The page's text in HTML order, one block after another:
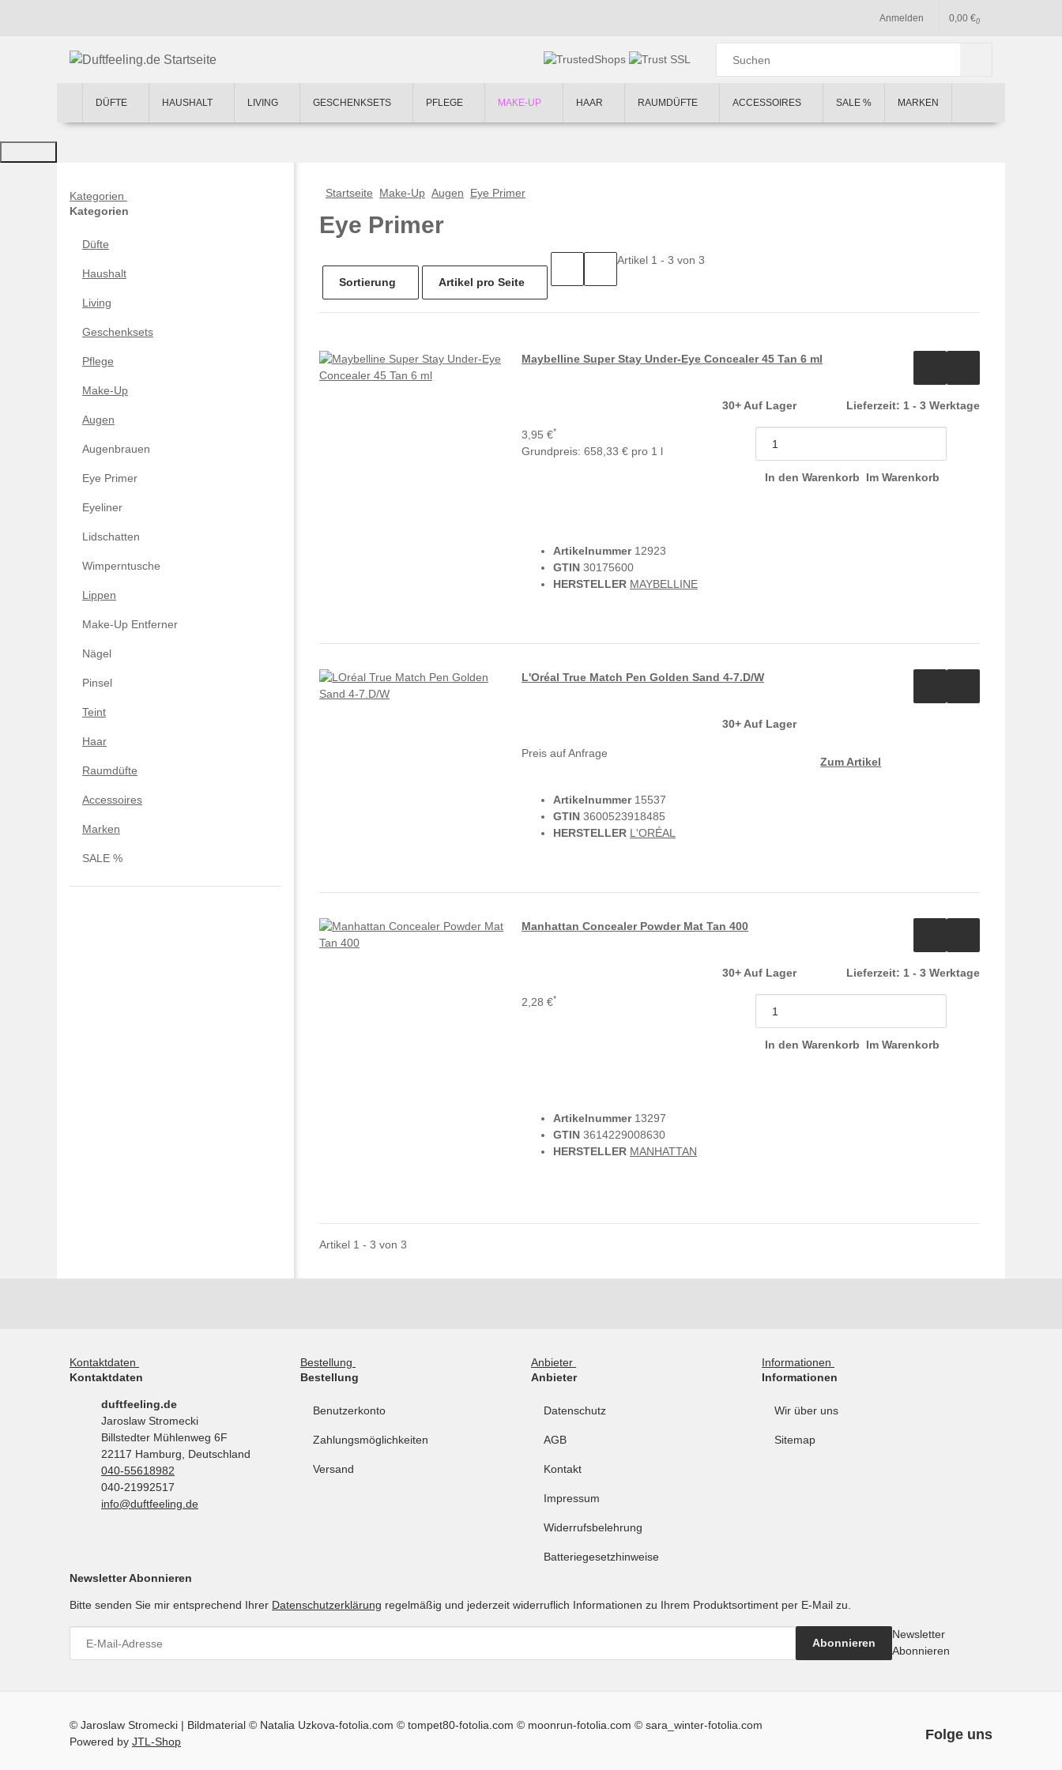
Anmelden 0
0,00 €
DÜFTE HAUSHALT LIVING GESCHENKSETS PFLEGE MAKE-UP HAAR RAUMDÜFTE ACCESSOIRES SALE % MARKEN
Startseite Make-Up Augen Eye Primer
Eye Primer
Sortierung Artikel pro Seite
Artikel 1 - 3 von 3
Maybelline Super Stay Under-Eye Concealer 45 Tan 6 ml
30+ Auf Lager Lieferzeit: 1 - 3 Werktage
Artikelnummer 12923
GTIN 30175600
HERSTELLER MAYBELLINE
3,95 €*
Grundpreis: 658,33 € pro 1 l
In den Warenkorb Im Warenkorb
L'Oréal True Match Pen Golden Sand 4-7.D/W
30+ Auf Lager
Artikelnummer 15537
GTIN 3600523918485
HERSTELLER L'ORÉAL
Preis auf Anfrage
Zum Artikel
Manhattan Concealer Powder Mat Tan 400
30+ Auf Lager Lieferzeit: 1 - 3 Werktage
Artikelnummer 13297
GTIN 3614229008630
HERSTELLER MANHATTAN
2,28 €*
In den Warenkorb Im Warenkorb
Artikel 1 - 3 von 3
Kategorien
Kategorien
Düfte
Haushalt
Living
Geschenksets
Pflege
Make-Up
Augen
Augenbrauen
Eye Primer
Eyeliner
Lidschatten
Wimperntusche
Lippen
Make-Up Entferner
Nägel
Pinsel
Teint
Haar
Raumdüfte
Accessoires
Marken
SALE %
Kontaktdaten
Kontaktdaten
duftfeeling.de
Jaroslaw Stromecki
Billstedter Mühlenweg 6F
22117 Hamburg, Deutschland
040-55618982
040-21992517
info@duftfeeling.de
Bestellung
Bestellung
Benutzerkonto
Zahlungsmöglichkeiten
Versand
Anbieter
Anbieter
Datenschutz
AGB
Kontakt
Impressum
Widerrufsbelehrung
Batteriegesetzhinweise
Informationen
Informationen
Wir über uns
Sitemap
Newsletter Abonnieren
Bitte senden Sie mir entsprechend Ihrer Datenschutzerklärung regelmäßig und jederzeit widerruflich Informationen zu Ihrem Produktsortiment per E-Mail zu.
Abonnieren
Newsletter
Abonnieren
© Jaroslaw Stromecki | Bildmaterial © Natalia Uzkova-fotolia.com © tompet80-fotolia.com © moonrun-fotolia.com © sara_winter-fotolia.com
Powered by JTL-Shop Folge uns